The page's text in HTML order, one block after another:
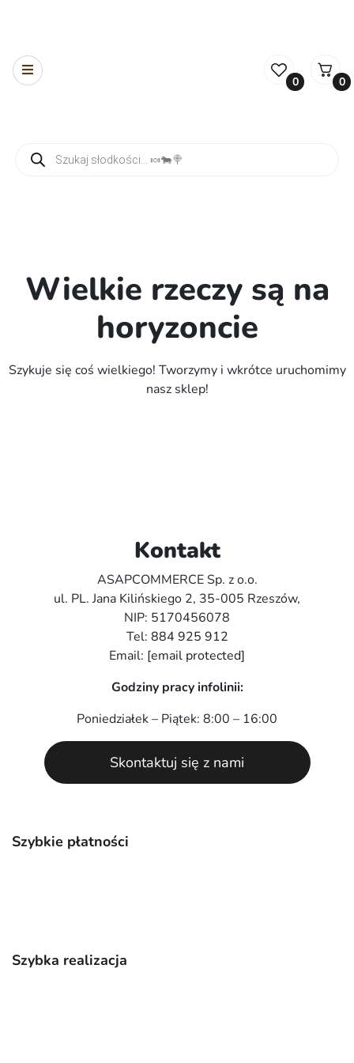
0 0
Wielkie rzeczy są na
horyzoncie
Szykuje się coś wielkiego! Tworzymy i wkrótce uruchomimy
nasz sklep!
Szybkie płatności
Szybka realizacja
Kontakt
ASAPCOMMERCE Sp. z o.o.
ul. PL. Jana Kilińskiego 2, 35-005 Rzeszów,
NIP: 5170456078
Tel: 884 925 912
Email: [email protected]
Godziny pracy infolinii:
Poniedziałek – Piątek: 8:00 – 16:00
Skontaktuj się z nami